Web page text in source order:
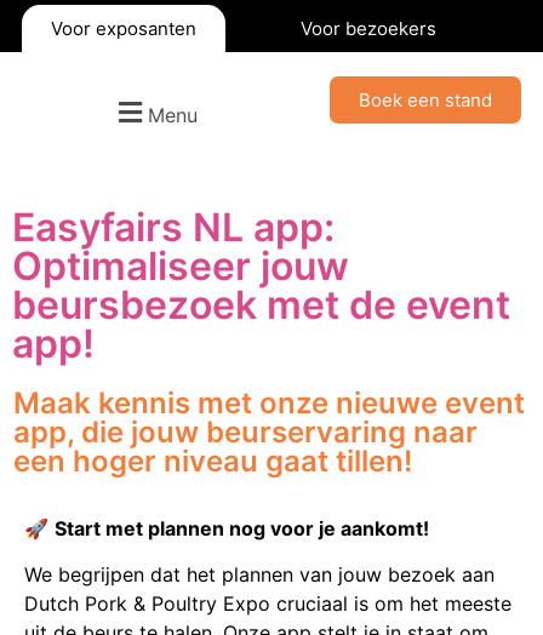
Voor exposanten Voor bezoekers
Menu
Boek een stand
Easyfairs NL app:
Optimaliseer jouw
beursbezoek met de event
app!
Maak kennis met onze nieuwe event
app, die jouw beurservaring naar
een hoger niveau gaat tillen!
🚀 Start met plannen nog voor je aankomt!
We begrijpen dat het plannen van jouw bezoek aan
Dutch Pork & Poultry Expo cruciaal is om het meeste